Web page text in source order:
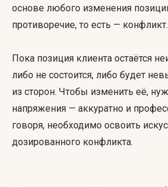
основе любого изменения
противоречие, то есть — конфликт.
Пока позиция клиента остаётся
либо не состоится, либо будет
из сторон. Чтобы изменить её,
напряжения — аккуратно и
говоря, необходимо освоить
дозированного конфликта.